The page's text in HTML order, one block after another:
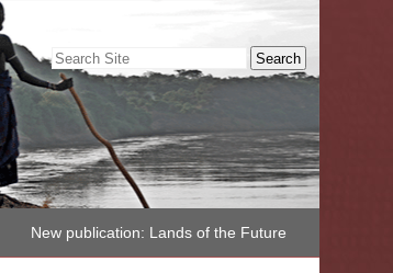
Search Site
Advanced
Search…
New publication: Lands of the Future